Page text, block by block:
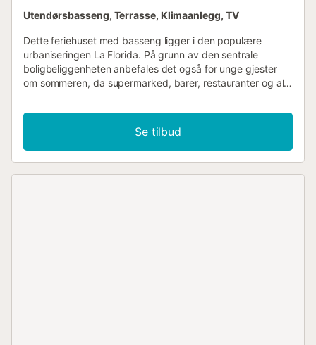
Utendørsbasseng, Terrasse, Klimaanlegg, TV
Dette feriehuset med basseng ligger i den populære
urbaniseringen La Florida. På grunn av den sentrale
boligbeliggenheten anbefales det også for unge gjester
om sommeren, da supermarked, barer, restauranter og alle
også alltid velkomne her. Ved enden av bassenget er det
et grillområde med sittegruppe og en sommerbar. Huset er
også godt egnet i vintermånedene og er spesielt populært
for mindre gruppeankomster, for eksempel golfere,
Se tilbud